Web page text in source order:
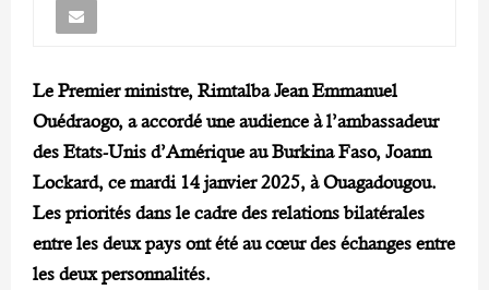
Le Premier ministre, Rimtalba Jean Emmanuel
Ouédraogo, a accordé une audience à l’ambassadeur
des Etats-Unis d’Amérique au Burkina Faso, Joann
Lockard, ce mardi 14 janvier 2025, à Ouagadougou.
Les priorités dans le cadre des relations bilatérales
entre les deux pays ont été au cœur des échanges entre
les deux personnalités.